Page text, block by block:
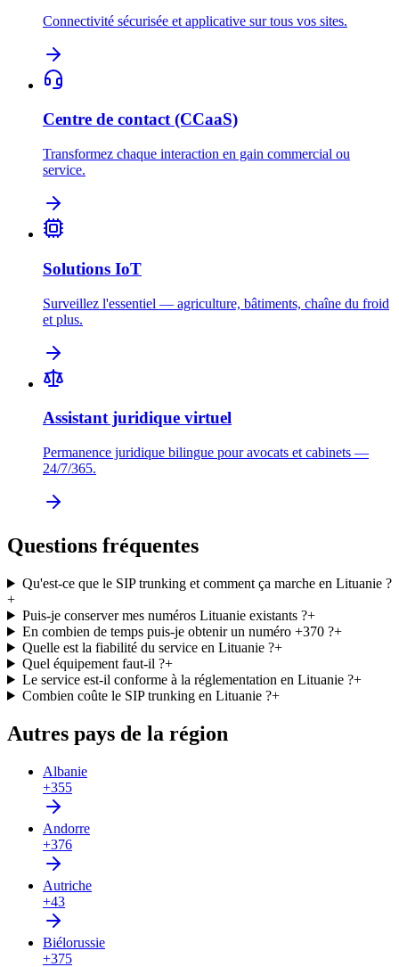
Connectivité sécurisée et applicative sur tous vos sites.
Centre de contact (CCaaS)
Transformez chaque interaction en gain commercial ou
service.
Solutions IoT
Surveillez l'essentiel — agriculture, bâtiments, chaîne du froid
et plus.
Assistant juridique virtuel
Permanence juridique bilingue pour avocats et cabinets —
24/7/365.
Questions fréquentes
Qu'est-ce que le SIP trunking et comment ça marche en Lituanie ?
+
Puis-je conserver mes numéros Lituanie existants ?+
En combien de temps puis-je obtenir un numéro +370 ?+
Quelle est la fiabilité du service en Lituanie ?+
Quel équipement faut-il ?+
Le service est-il conforme à la réglementation en Lituanie ?+
Combien coûte le SIP trunking en Lituanie ?+
Autres pays de la région
Albanie
+355
Andorre
+376
Autriche
+43
Biélorussie
+375